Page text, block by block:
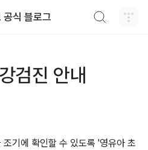
공식 블로그
검진 안내
기에 확인할 수 있도록 '영유아 초